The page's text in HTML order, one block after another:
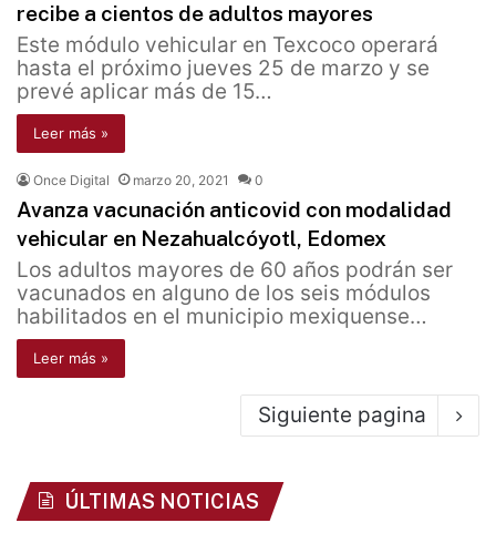
recibe a cientos de adultos mayores
Este módulo vehicular en Texcoco operará
hasta el próximo jueves 25 de marzo y se
prevé aplicar más de 15…
Leer más »
Once Digital marzo 20, 2021 0
Avanza vacunación anticovid con modalidad
vehicular en Nezahualcóyotl, Edomex
Los adultos mayores de 60 años podrán ser
vacunados en alguno de los seis módulos
habilitados en el municipio mexiquense…
Leer más »
Siguiente pagina
ÚLTIMAS NOTICIAS